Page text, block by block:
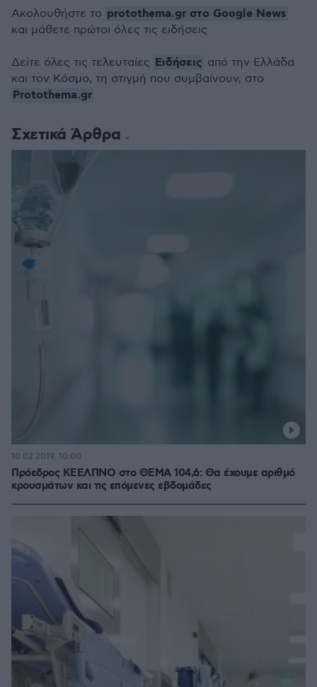
Σχετικά Άρθρα
Πρόεδρος ΚΕΕΛΠΝΟ στο ΘΕΜΑ 104,6: Θα έχουμε αριθμό
κρουσμάτων και τις επόμενες εβδομάδες
10.02.2019, 10:00
Ακολουθήστε το protothema.gr στο Google News
και μάθετε πρώτοι όλες τις ειδήσεις
Δείτε όλες τις τελευταίες Ειδήσεις από την Ελλάδα
και τον Κόσμο, τη στιγμή που συμβαίνουν, στο
Protothema.gr